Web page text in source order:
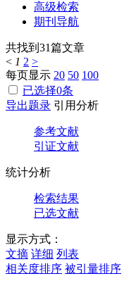
高级检索
期刊导航
共找到 31篇文章
< 1 2 >
每页显示 20 50 100
已选择0条
导出题录 引用分析
参考文献
引证文献
统计分析
检索结果
已选文献
显示方式：
文摘 详细 列表
相关度排序 被引量排序